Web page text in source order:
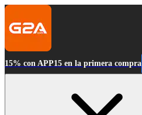
15% con APP15 en la primera compra